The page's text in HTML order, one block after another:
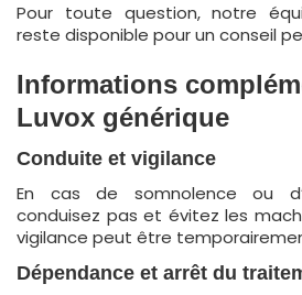
Pour toute question, notre
reste disponible pour un conseil
Informations
Luvox générique
Conduite et vigilance
En cas de somnolence ou
conduisez pas et évitez les
vigilance peut être
Dépendance et arrêt du